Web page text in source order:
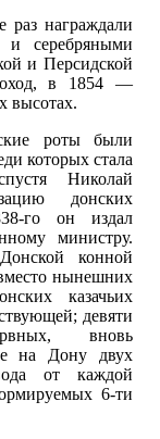
раз награждали
и серебряными
и Персидской
в 1854 —
высотах.
роты были
которых стала
Николай
донских
го он издал
министру.
конной
нынешних
казачьих
девяти
вновь
на Дону двух
от каждой
6-ти